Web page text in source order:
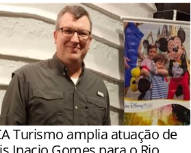
Turismo amplia atuação de